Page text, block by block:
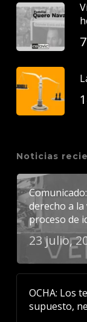
Noticias
derecho a
proceso de
23 julio,
OCHA: Los
supuesto,